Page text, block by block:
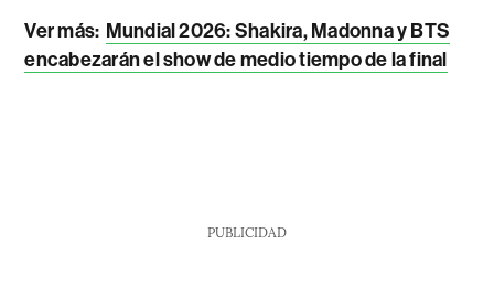
Ver más: Mundial 2026: Shakira, Madonna y BTS
encabezarán el show de medio tiempo de la final
PUBLICIDAD